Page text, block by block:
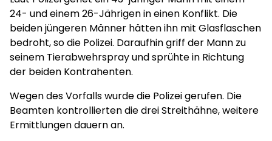
24- und einem 26-Jährigen in einen Konflikt. Die
beiden jüngeren Männer hätten ihn mit Glasflaschen
bedroht, so die Polizei. Daraufhin griff der Mann zu
seinem Tierabwehrspray und sprühte in Richtung
der beiden Kontrahenten.
Wegen des Vorfalls wurde die Polizei gerufen. Die
Beamten kontrollierten die drei Streithähne, weitere
Ermittlungen dauern an.